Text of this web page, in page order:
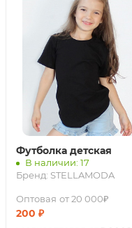
Футболка детская
В наличии: 17
Бренд: STELLAMODA
Оптовая от 20 000₽
200 ₽